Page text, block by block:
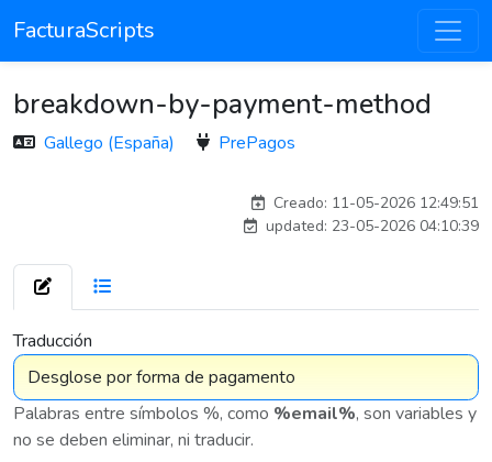
FacturaScripts
breakdown-by-payment-method
Gallego (España) PrePagos
Creado: 11-05-2026 12:49:51
updated: 23-05-2026 04:10:39
Traducción
Palabras entre símbolos %, como %email%, son variables y
no se deben eliminar, ni traducir.